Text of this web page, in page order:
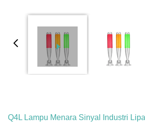
Q4L Lampu Menara Sinyal Industri